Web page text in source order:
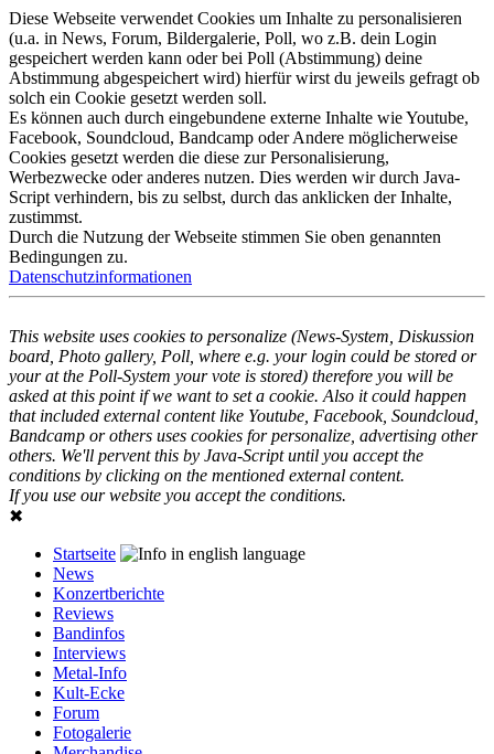
Diese Webseite verwendet Cookies um Inhalte zu personalisieren
(u.a. in News, Forum, Bildergalerie, Poll, wo z.B. dein Login
gespeichert werden kann oder bei Poll (Abstimmung) deine
Abstimmung abgespeichert wird) hierfür wirst du jeweils gefragt ob
solch ein Cookie gesetzt werden soll.
Es können auch durch eingebundene externe Inhalte wie Youtube,
Facebook, Soundcloud, Bandcamp oder Andere möglicherweise
Cookies gesetzt werden die diese zur Personalisierung,
Werbezwecke oder anderes nutzen. Dies werden wir durch Java-
Script verhindern, bis zu selbst, durch das anklicken der Inhalte,
zustimmst.
Durch die Nutzung der Webseite stimmen Sie oben genannten
Bedingungen zu.
Datenschutzinformationen
This website uses cookies to personalize (News-System, Diskussion
board, Photo gallery, Poll, where e.g. your login could be stored or
your at the Poll-System your vote is stored) therefore you will be
asked at this point if we want to set a cookie. Also it could happen
that included external content like Youtube, Facebook, Soundcloud,
Bandcamp or others uses cookies for personalize, advertising other
others. We'll pervent this by Java-Script until you accept the
conditions by clicking on the mentioned external content.
If you use our website you accept the conditions.
✖
Startseite
News
Konzertberichte
Reviews
Bandinfos
Interviews
Metal-Info
Kult-Ecke
Forum
Fotogalerie